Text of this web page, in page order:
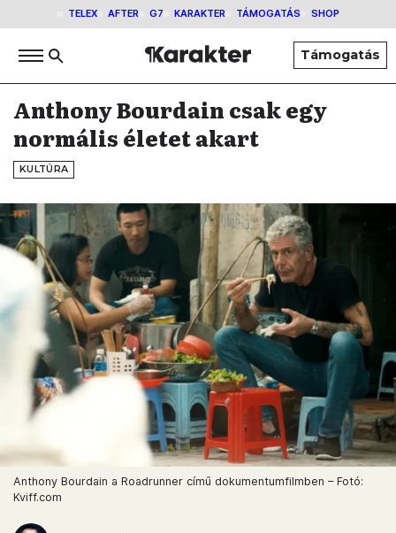
TELEX AFTER G7 KARAKTER TÁMOGATÁS SHOP
Támogatás
Anthony Bourdain csak egy
normális életet akart
KULTÚRA
Anthony Bourdain a Roadrunner című dokumentumfilmben – Fotó:
Kviff.com